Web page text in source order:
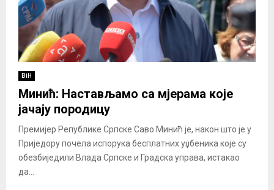
BiH
Минић: Настављамо са мјерама које
јачају породицу
Премијер Републике Српске Саво Минић је, након што је у
Приједору почела испорука бесплатних уџбеника које су
обезбиједили Влада Српске и Градска управа, истакао
да...